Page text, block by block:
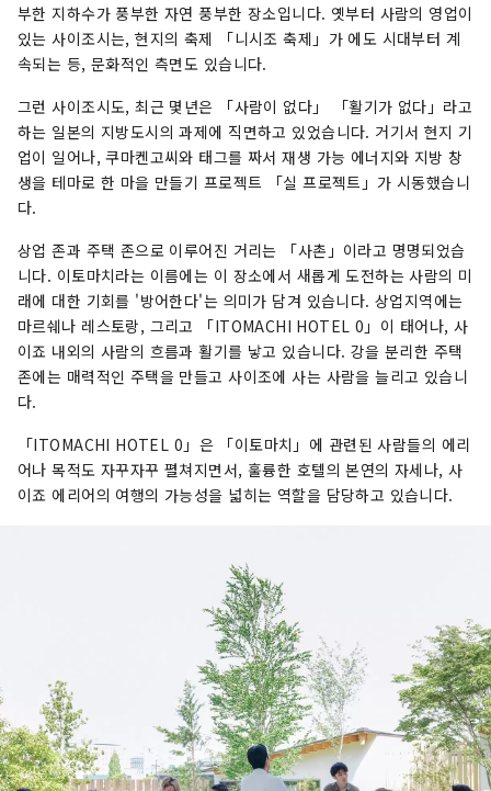
부한 지하수가 풍부한 자연 풍부한 장소입니다. 옛부터 사람의 영업이
있는 사이조시는, 현지의 축제 「니시조 축제」가 에도 시대부터 계
속되는 등, 문화적인 측면도 있습니다.
그런 사이조시도, 최근 몇년은 「사람이 없다」 「활기가 없다」라고
하는 일본의 지방도시의 과제에 직면하고 있었습니다. 거기서 현지 기
업이 일어나, 쿠마켄고씨와 태그를 짜서 재생 가능 에너지와 지방 창
생을 테마로 한 마을 만들기 프로젝트 「실 프로젝트」가 시동했습니
다.
상업 존과 주택 존으로 이루어진 거리는 「사촌」이라고 명명되었습
니다. 이토마치라는 이름에는 이 장소에서 새롭게 도전하는 사람의 미
래에 대한 기회를 '방어한다'는 의미가 담겨 있습니다. 상업지역에는
마르쉐나 레스토랑, 그리고 「ITOMACHI HOTEL 0」이 태어나, 사
이죠 내외의 사람의 흐름과 활기를 낳고 있습니다. 강을 분리한 주택
존에는 매력적인 주택을 만들고 사이조에 사는 사람을 늘리고 있습니
다.
「ITOMACHI HOTEL 0」은 「이토마치」에 관련된 사람들의 에리
어나 목적도 자꾸자꾸 펼쳐지면서, 훌륭한 호텔의 본연의 자세나, 사
이죠 에리어의 여행의 가능성을 넓히는 역할을 담당하고 있습니다.